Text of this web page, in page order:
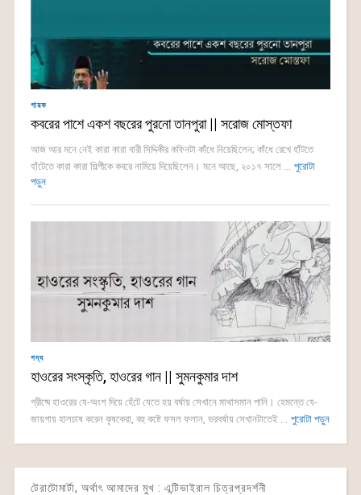
গায়ক
কবরের পাশে একশ বছরের পুরনো তানপুরা || সরোজ মোস্তফা
আজ আর মনে নেই কারা কারা বারী সিদ্দিকীর কফিনটা কাঁধে নিয়েছিলেন; কাঁধে রেখে হাঁটতে
হাঁটেতে কারা কারা শিল্পীকে কবরে নামিয়ে দিয়েছিলেন। মনে আছে, ২০১৭ সালে ... পুরোটা
পড়ুন
গদ্য
হাওরের সংস্কৃতি, হাওরের গান || সুমনকুমার দাশ
গ্রীষ্মে হাওরের যে-অংশ দিয়ে হেঁটে যেতে হয় বর্ষায় সেখানে মাথাসমান পানি। হেমন্তে যে-
জায়গায় হালচাষ করেন কৃষকেরা, বহু কষ্টে ফসল ফলান, ভরবর্ষায় সেখানটাতেই ... পুরোটা পড়ুন
টেরাটোমার্টা, অর্থাৎ আমাদের মুখ : এন্টিভাইরাল চিত্রপ্রদর্শনী